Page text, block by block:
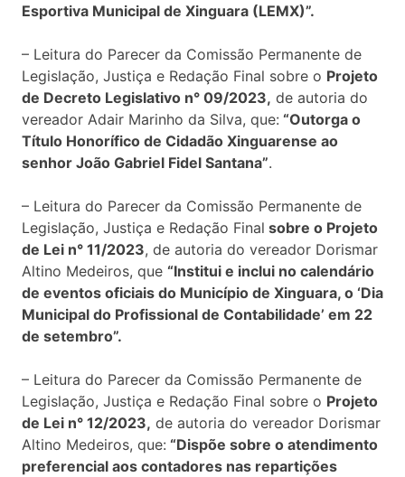
Esportiva Municipal de Xinguara (LEMX)”.
– Leitura do Parecer da Comissão Permanente de
Legislação, Justiça e Redação Final sobre o Projeto
de Decreto Legislativo n° 09/2023, de autoria do
vereador Adair Marinho da Silva, que: “Outorga o
Título Honorífico de Cidadão Xinguarense ao
senhor João Gabriel Fidel Santana”.
– Leitura do Parecer da Comissão Permanente de
Legislação, Justiça e Redação Final sobre o Projeto
de Lei n° 11/2023, de autoria do vereador Dorismar
Altino Medeiros, que “Institui e inclui no calendário
de eventos oficiais do Município de Xinguara, o ‘Dia
Municipal do Profissional de Contabilidade’ em 22
de setembro”.
– Leitura do Parecer da Comissão Permanente de
Legislação, Justiça e Redação Final sobre o Projeto
de Lei n° 12/2023, de autoria do vereador Dorismar
Altino Medeiros, que: “Dispõe sobre o atendimento
preferencial aos contadores nas repartições